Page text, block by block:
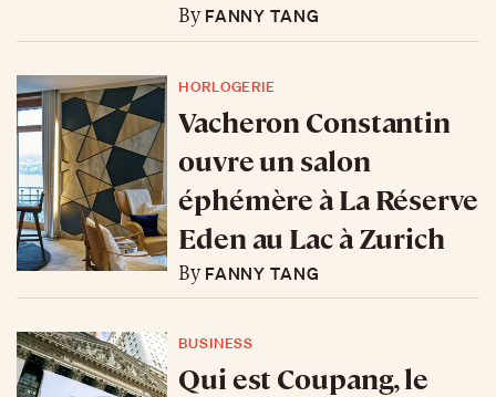
ByFANNY TANG
HORLOGERIE
Vacheron Constantin
ouvre un salon
éphémère à La Réserve
Eden au Lac à Zurich
ByFANNY TANG
BUSINESS
Qui est Coupang, le